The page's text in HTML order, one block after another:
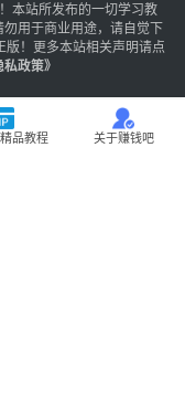
本站所发布的一切学习教
用于商业用途，请自觉下
！更多本站相关声明请点
私政策》
品教程 关于赚钱吧